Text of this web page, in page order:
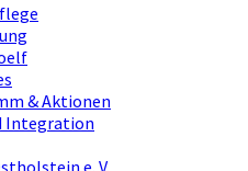
& Aktionen
Integration
e. V.